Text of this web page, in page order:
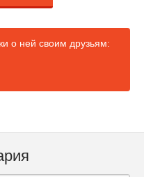
о ней своим друзьям: